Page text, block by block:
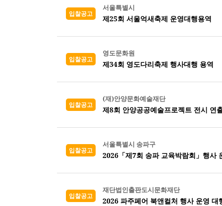
입찰공고
서울특별시
제25회 서울억새축제 운영대행용역
입찰공고
영도문화원
제34회 영도다리축제 행사대행 용역
입찰공고
(재)안양문화예술재단
제8회 안양공공예술프로젝트 전시 연
입찰공고
서울특별시 송파구
2026「제7회 송파 교육박람회」행사
입찰공고
재단법인출판도시문화재단
2026 파주페어 북앤컬처 행사 운영 대